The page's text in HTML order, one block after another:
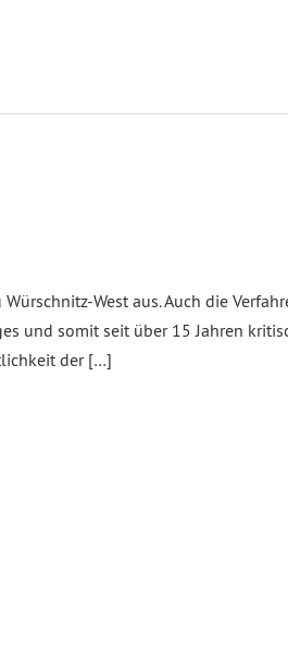
West aus. Auch die
und somit seit über 15 Jahren
der […]